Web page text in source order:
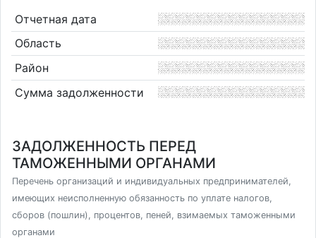
Отчетная дата
Область
Район
Сумма задолженности
ЗАДОЛЖЕННОСТЬ ПЕРЕД
ТАМОЖЕННЫМИ ОРГАНАМИ
Перечень организаций и индивидуальных предпринимателей,
имеющих неисполненную обязанность по уплате налогов,
сборов (пошлин), процентов, пеней, взимаемых таможенными
органами